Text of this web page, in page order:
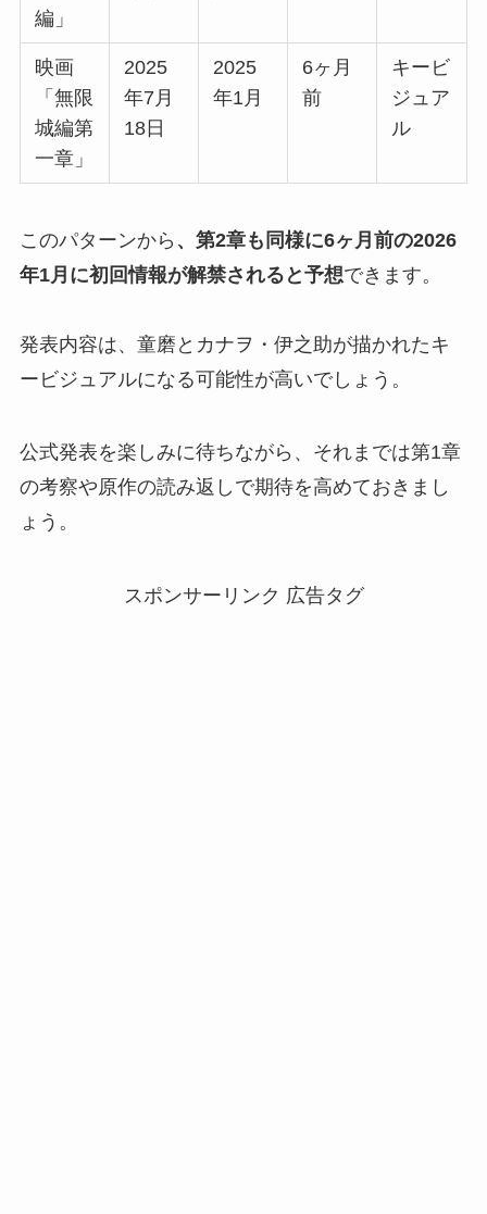
編」
映画
「無限
城編第
一章」
2025
年7月
18日
2025
年1月
6ヶ月
前
キービ
ジュア
ル
このパターンから 、第2章も同様に6ヶ月前の2026
年1月に初回情報が解禁されると予想できます。
発表内容は、童磨とカナヲ・伊之助が描かれたキ
ービジュアルになる可能性が高いでしょう。
公式発表を楽しみに待ちながら、それまでは第1章
の考察や原作の読み返しで期待を高めておきまし
ょう。
スポンサーリンク 広告タグ